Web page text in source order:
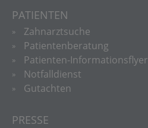
PATIENTEN
Zahnarztsuche
Patientenberatung
Patienten-Informationsflyer
Notfalldienst
Gutachten
PRESSE